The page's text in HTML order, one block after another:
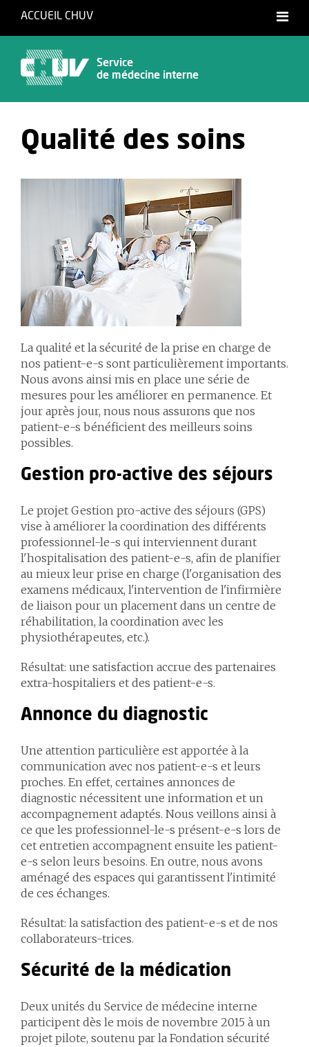
ACCUEIL CHUV
Service
de médecine interne
Qualité des soins
La qualité et la sécurité de la prise en charge de
nos patient-e-s sont particulièrement importants.
Nous avons ainsi mis en place une série de
mesures pour les améliorer en permanence. Et
jour après jour, nous nous assurons que nos
patient-e-s bénéficient des meilleurs soins
possibles.
Gestion pro-active des séjours
Le projet Gestion pro-active des séjours (GPS)
vise à améliorer la coordination des différents
professionnel-le-s qui interviennent durant
l'hospitalisation des patient-e-s, afin de planifier
au mieux leur prise en charge (l'organisation des
examens médicaux, l'intervention de l'infirmière
de liaison pour un placement dans un centre de
réhabilitation, la coordination avec les
physiothérapeutes, etc.).
Résultat: une satisfaction accrue des partenaires
extra-hospitaliers et des patient-e-s.
Annonce du diagnostic
Une attention particulière est apportée à la
communication avec nos patient-e-s et leurs
proches. En effet, certaines annonces de
diagnostic nécessitent une information et un
accompagnement adaptés. Nous veillons ainsi à
ce que les professionnel-le-s présent-e-s lors de
cet entretien accompagnent ensuite les patient-
e-s selon leurs besoins. En outre, nous avons
aménagé des espaces qui garantissent l'intimité
de ces échanges.
Résultat: la satisfaction des patient-e-s et de nos
collaborateurs-trices.
Sécurité de la médication
Deux unités du Service de médecine interne
participent dès le mois de novembre 2015 à un
projet pilote, soutenu par la Fondation sécurité